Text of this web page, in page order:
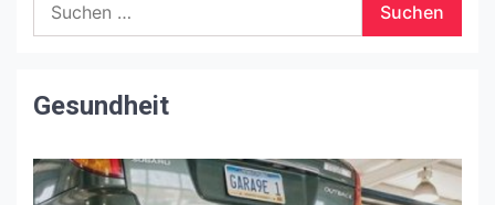
nach:
Gesundheit